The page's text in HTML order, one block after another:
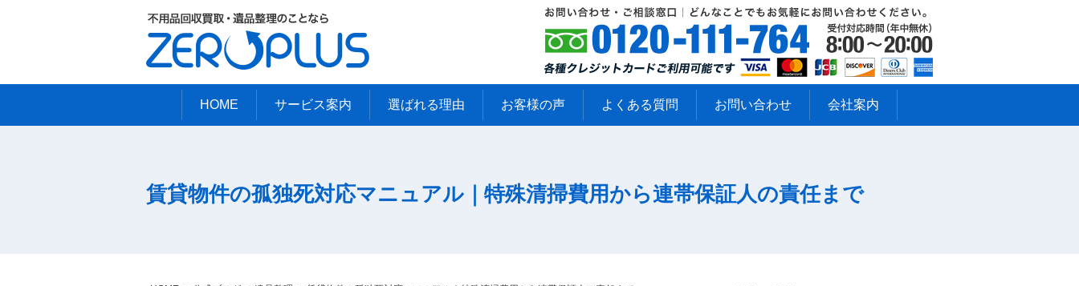
HOME サービス案内 選ばれる理由 お客様の声 よくある質問 お問い合わせ 会社案内
賃貸物件の孤独死対応マニュアル｜特殊清掃費用から連帯保証人の責任まで